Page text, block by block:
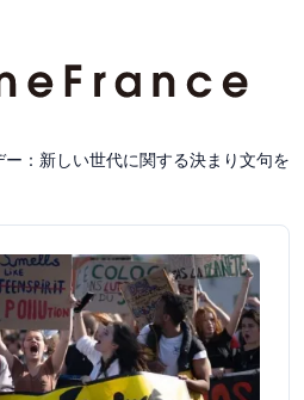
ー：新しい世代に関する決まり文句を